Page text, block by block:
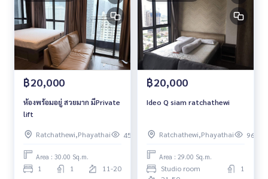
฿20,000
ห้องพร้อมอยู่ สวยมาก มีPrivate
lift
Ratchathewi,Phayathai 45
Area : 30.00 Sq.m.
1 1 11-20
฿20,000
Ideo Q siam ratchathewi
Ratchathewi,Phayathai 96
Area : 29.00 Sq.m.
Studio room
1